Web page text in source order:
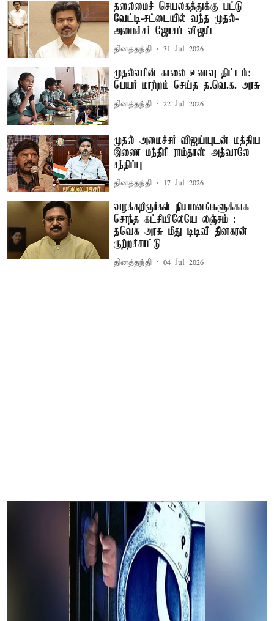
தலைமைச் செயலகத்துக்கு பட்டு
வேட்டி-சட்டையில் வந்த முதல்-
அமைச்சர் ஜோசப் விஜய்
தினத்தந்தி 31 Jul 2026
முதல்வரின் காலை உணவு திட்டம்:
பெயர் மாற்றம் செய்த த.வெ.க. அரசு
தினத்தந்தி 22 Jul 2026
முதல் அமைச்சர் விஜய்யுடன் மத்திய
இணை மந்திரி ராம்தாஸ் அத்வாலே
சந்திப்பு
தினத்தந்தி 17 Jul 2026
வழக்கறிஞர்கள் நியமனங்களுக்காக
சொந்த கட்சியிலேயே லஞ்சம் :
தவெக அரசு மீது டிடிவி தினகரன்
குற்றச்சாட்டு
தினத்தந்தி 04 Jul 2026